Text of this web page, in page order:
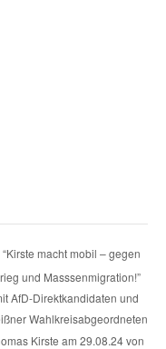
“Kirste macht mobil – gegen
und Masssenmigration!”
AfD-Direktkandidaten und
Wahlkreisabgeordneten
Kirste am 29.08.24 von